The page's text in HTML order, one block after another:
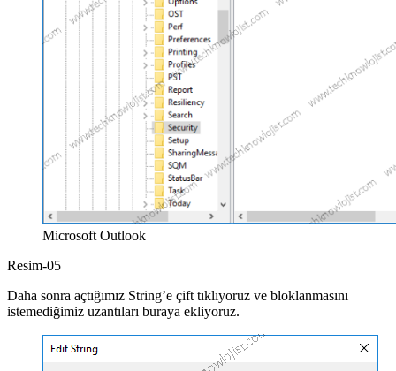
Microsoft Outlook
Resim-05
Daha sonra açtığımız String’e çift tıklıyoruz ve bloklanmasını
istemediğimiz uzantıları buraya ekliyoruz.